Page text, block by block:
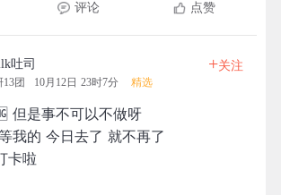
评论 点赞
吐司
团 10月12日 23时7分 精选
+关注
但是事不可以不做呀
我的 今日去了 就不再了
卡啦